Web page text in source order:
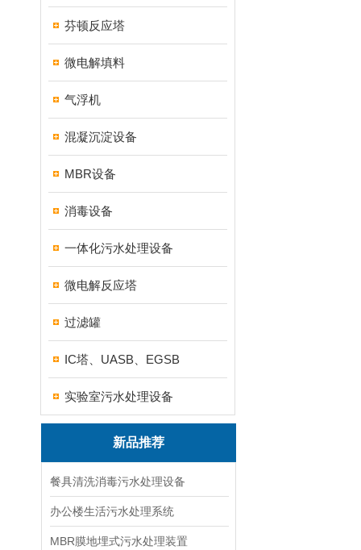
芬顿反应塔
微电解填料
气浮机
混凝沉淀设备
MBR设备
消毒设备
一体化污水处理设备
微电解反应塔
过滤罐
IC塔、UASB、EGSB
实验室污水处理设备
新品推荐
餐具清洗消毒污水处理设备
办公楼生活污水处理系统
MBR膜地埋式污水处理装置